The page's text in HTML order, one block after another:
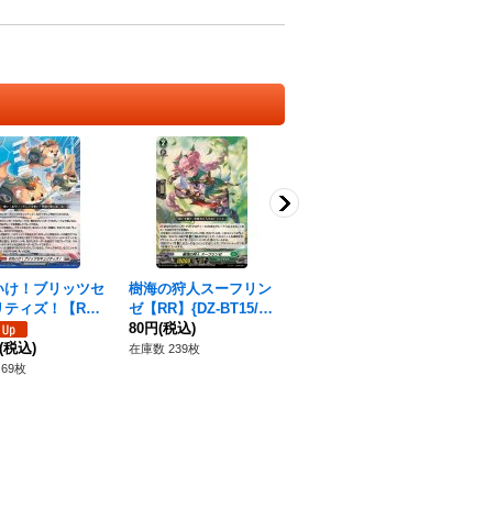
け！ブリッツセ
ティズ！【R
BT15/031}
トゲート》
(税込)
枚
樹海の狩人スーフリン
ゼ【RR】{DZ-BT15/03
7}《ストイケイア》
80円(税込)
在庫数 239枚